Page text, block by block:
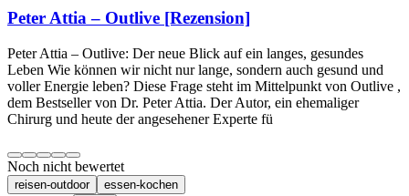
Peter Attia – Outlive [Rezension]
Peter Attia – Outlive: Der neue Blick auf ein langes, gesundes
Leben Wie können wir nicht nur lange, sondern auch gesund und
voller Energie leben? Diese Frage steht im Mittelpunkt von Outlive ,
dem Bestseller von Dr. Peter Attia. Der Autor, ein ehemaliger
Chirurg und heute der angesehener Experte fü
Noch nicht bewertet
reisen-outdoor essen-kochen